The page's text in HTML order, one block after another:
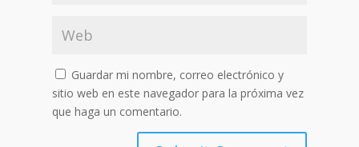
Guardar mi nombre, correo electrónico y
sitio web en este navegador para la próxima vez
que haga un comentario.